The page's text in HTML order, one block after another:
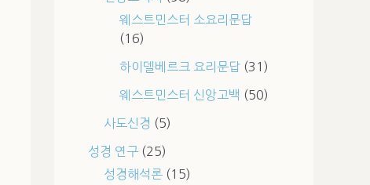
웨스트민스터 소요리문답
(16)
하이델베르크 요리문답(31)
웨스트민스터 신앙고백 (50)
사도신경 (5)
성경 연구(25)
성경해석론(15)